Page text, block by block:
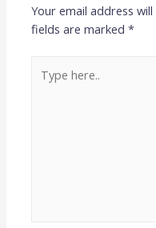
Your email address
fields are marked*